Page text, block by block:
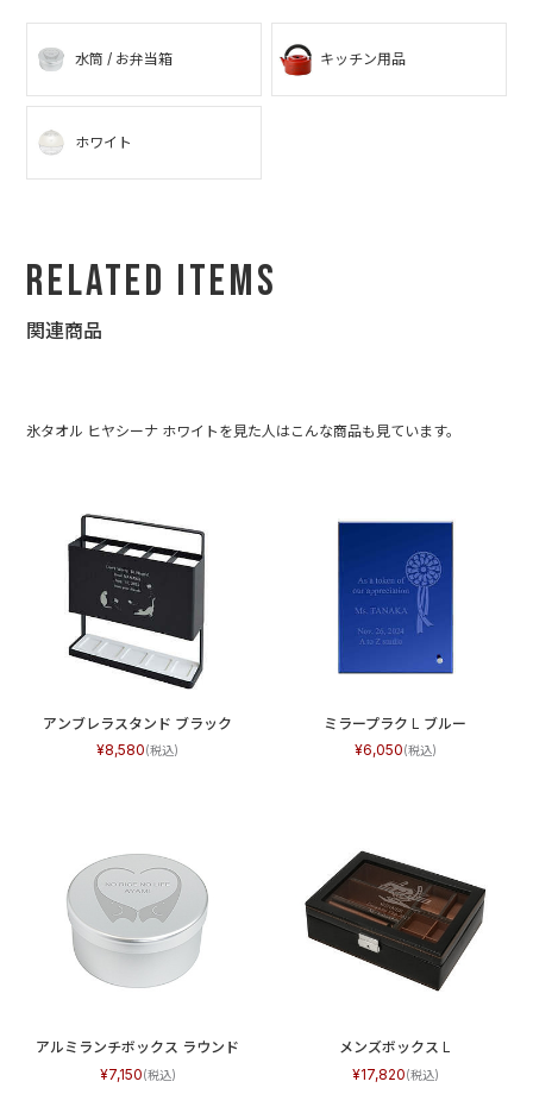
水筒 / お弁当箱 キッチン用品
ホワイト
Related Items
関連商品
氷タオル ヒヤシーナ ホワイトを見た人はこんな商品も見ています。
アンブレラスタンド ブラック
8,580
ミラープラク L ブルー
6,050
アルミランチボックス ラウンド
7,150
メンズボックス L
17,820